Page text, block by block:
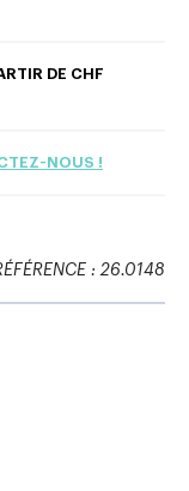
: 26.0148
DE CHF
NOUS !